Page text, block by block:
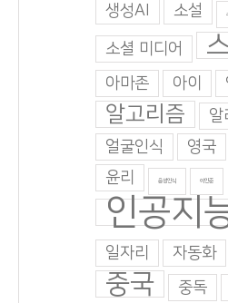
생성AI 소설
소셜 미디어
아마존 아이
알고리즘 알
얼굴인식
영국
윤리
음성인식 이인준
인공지
일자리
자동화
중국 중독